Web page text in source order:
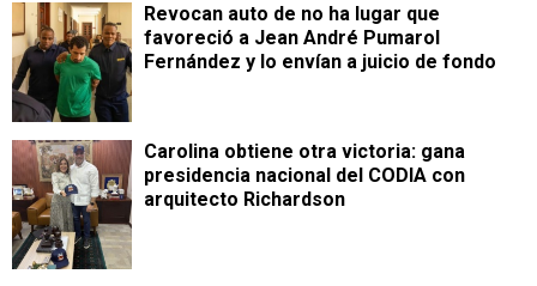
Revocan auto de no ha lugar que
favoreció a Jean André Pumarol
Fernández y lo envían a juicio de fondo
Carolina obtiene otra victoria: gana
presidencia nacional del CODIA con
arquitecto Richardson